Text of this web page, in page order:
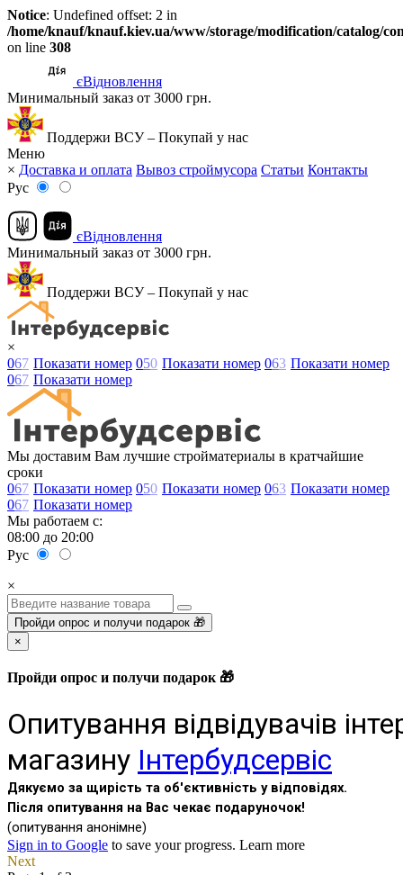
Notice: Undefined offset: 2 in
/home/knauf/knauf.kiev.ua/www/storage/modification/catalog/
on line 308
єВідновлення
Минимальный заказ от 3000 грн.
Поддержи ВСУ – Покупай у нас
Меню
× Доставка и оплата Вывоз строймусора Статьи Контакты
Рус
єВідновлення
Минимальный заказ от 3000 грн.
Поддержи ВСУ – Покупай у нас
×
067 Показати номер 050 Показати номер 063 Показати номер
067 Показати номер
Мы доставим Вам лучшие стройматериалы в кратчайшие
сроки
067 Показати номер 050 Показати номер 063 Показати номер
067 Показати номер
Мы работаем с:
08:00 до 20:00
Рус
×
Пройди опрос и получи подарок 🎁
×
Пройди опрос и получи подарок 🎁